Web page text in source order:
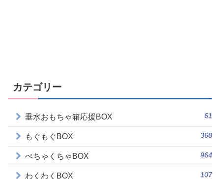
カテゴリー
垂水おもちゃ箱応援BOX 61
もぐもぐBOX 368
ぺちゃくちゃBOX 964
わくわくBOX 107